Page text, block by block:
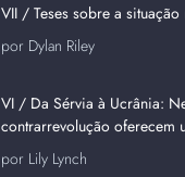
VII / Teses sobre a situação
por Dylan Riley
VI / Da Sérvia à Ucrânia:
contrarrevolução oferecem
por Lily Lynch